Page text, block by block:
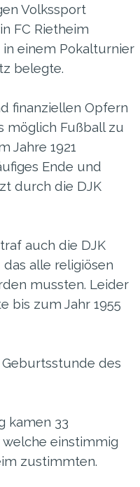
Volkssport
FC Rietheim
einem Pokalturnier
belegte.
finanziellen Opfern
möglich Fußball zu
Jahre 1921
Ende und
durch die DJK
auch die DJK
das alle religiösen
mussten. Leider
bis zum Jahr 1955
Geburtsstunde des
kamen 33
einstimmig
zustimmten.